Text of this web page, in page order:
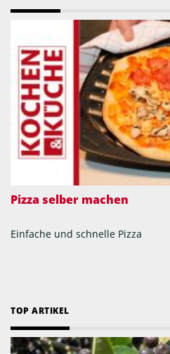
Pizza selber machen
Einfache und schnelle Pizza
TOP ARTIKEL